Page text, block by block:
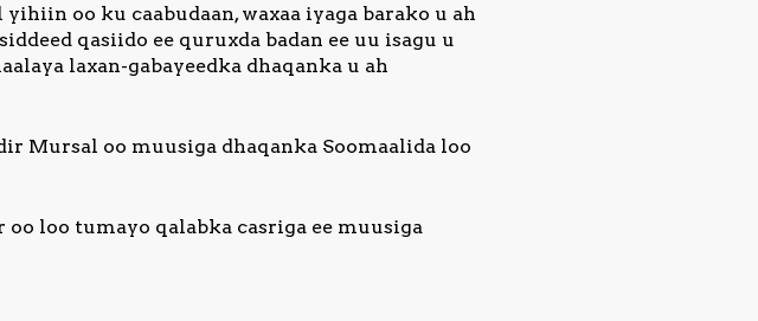
oo ku caabudaan, waxaa iyaga barako u ah
qasiido ee quruxda badan ee uu isagu u
laxan-gabayeedka dhaqanka u ah
Mursal oo muusiga dhaqanka Soomaalida loo
loo tumayo qalabka casriga ee muusiga